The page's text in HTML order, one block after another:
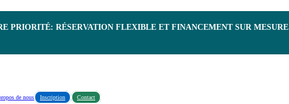
PRIORITÉ: RÉSERVATION FLEXIBLE ET FINANCEMENT SUR MESURE
de nous Inscription Contact